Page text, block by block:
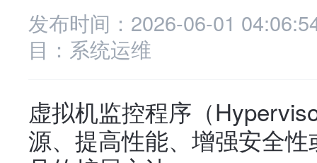
发布时间： 2026-06-01
目： 系统运维
虚拟机监控程序（
源、提高性能、增强安全